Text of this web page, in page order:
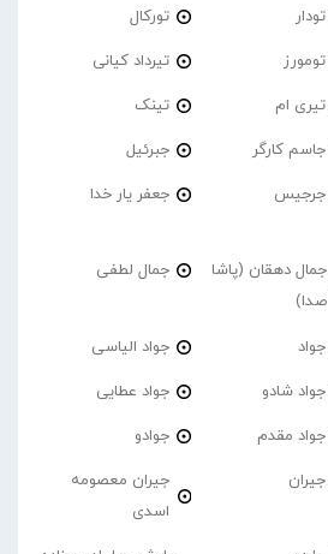
تودار تورکال
تومورز تیرداد کیانی
تیری ام تینک
جاسم کارگر جبرئیل
جرجیس جعفر یار خدا
جمال دهقان (پاشا
صدا)
جمال لطفی
جواد جواد الیاسی
جواد شادو جواد عطایی
جواد مقدم جوادو
جیران
جیران معصومه
اسدی